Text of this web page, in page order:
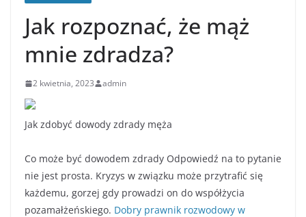
Jak rozpoznać, że mąż
mnie zdradza?
2 kwietnia, 2023 admin
Jak zdobyć dowody zdrady męża
Co może być dowodem zdrady Odpowiedź na to pytanie
nie jest prosta. Kryzys w związku może przytrafić się
każdemu, gorzej gdy prowadzi on do współżycia
pozamałżeńskiego. Dobry prawnik rozwodowy w